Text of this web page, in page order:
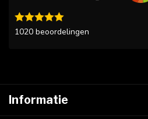
1020 beoordelingen
Informatie